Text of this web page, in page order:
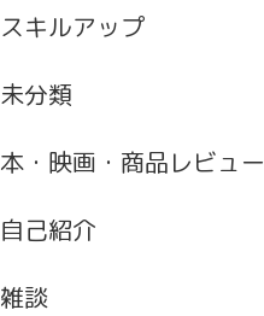
スキルアップ
未分類
本・映画・商品レビュー
自己紹介
雑談